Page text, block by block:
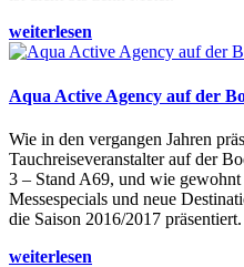
weiterlesen
Aqua Active Agency auf der
Wie in den vergangen Jahren
Tauchreiseveranstalter auf der
3 – Stand A69, und wie
Messespecials und neue
die Saison 2016/2017 präsentiert.
weiterlesen